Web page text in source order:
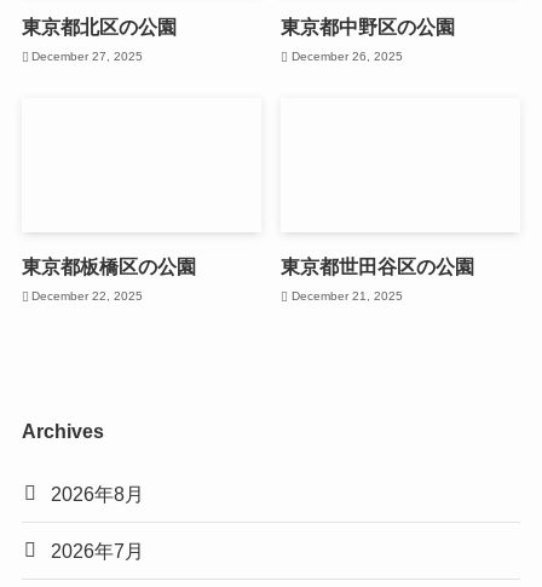
東京都北区の公園
December 27, 2025
東京都中野区の公園
December 26, 2025
東京都板橋区の公園
December 22, 2025
東京都世田谷区の公園
December 21, 2025
Archives
2026年8月
2026年7月